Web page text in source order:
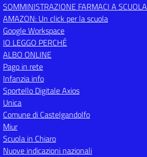
SOMMINISTRAZIONE FARMACI A SCUOLA
AMAZON: Un click per la scuola
Google Workspace
IO LEGGO PERCHÉ
ALBO ONLINE
Pago in rete
Infanzia info
Sportello Digitale Axios
Unica
Comune di Castelgandolfo
Miur
Scuola in Chiaro
Nuove indicazioni nazionali